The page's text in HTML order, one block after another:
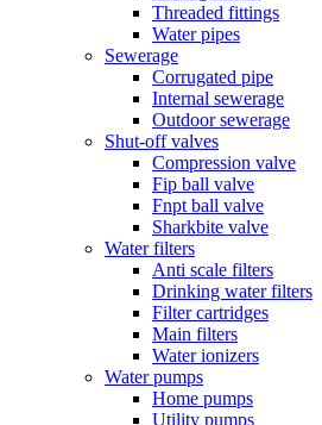
Threaded fittings
Water pipes
Sewerage
Corrugated pipe
Internal sewerage
Outdoor sewerage
Shut-off valves
Compression valve
Fip ball valve
Fnpt ball valve
Sharkbite valve
Water filters
Anti scale filters
Drinking water filters
Filter cartridges
Main filters
Water ionizers
Water pumps
Home pumps
Utility pumps